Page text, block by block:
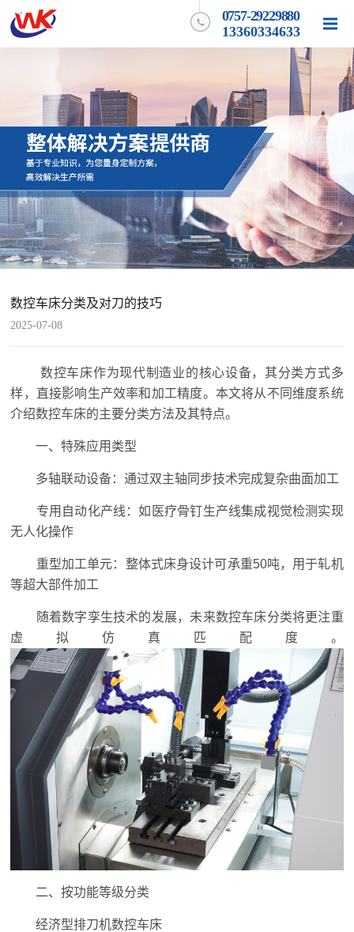
0757-29229880
13360334633
数控车床分类及对刀的技巧
2025-07-08
数控车床作为现代制造业的核心设备，其分类方式多
样，直接影响生产效率和加工精度。本文将从不同维度系统
介绍数控车床的主要分类方法及其特点。
一、特殊应用类型
多轴联动设备：通过双主轴同步技术完成复杂曲面加工
专用自动化产线：如医疗骨钉生产线集成视觉检测实现
无人化操作
重型加工单元：整体式床身设计可承重50吨，用于轧机
等超大部件加工
随着数字孪生技术的发展，未来数控车床分类将更注重
虚拟仿真匹配度。
二、按功能等级分类
经济型排刀机数控车床